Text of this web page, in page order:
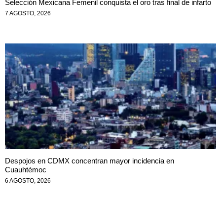
Selección Mexicana Femenil conquista el oro tras final de infarto
7 AGOSTO, 2026
Despojos en CDMX concentran mayor incidencia en
Cuauhtémoc
6 AGOSTO, 2026